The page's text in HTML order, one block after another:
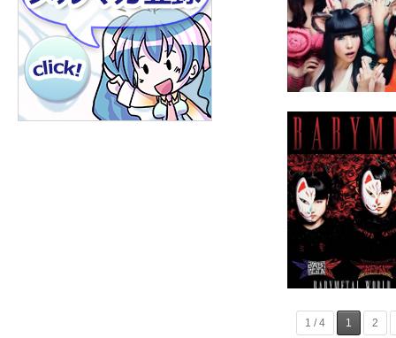
1 / 4 1 2